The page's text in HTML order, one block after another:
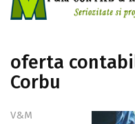
oferta
Corbu
V&M